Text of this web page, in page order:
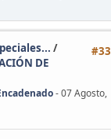
#33
/
DE
- 07 Agosto,